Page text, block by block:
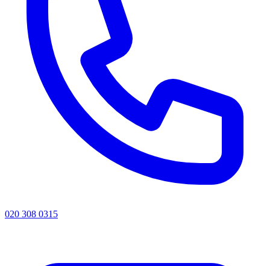
020 308 0315